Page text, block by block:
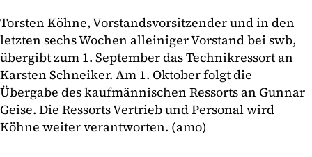
Torsten Köhne, Vorstandsvorsitzender und in den
letzten sechs Wochen alleiniger Vorstand bei swb,
übergibt zum 1. September das Technikressort an
Karsten Schneiker. Am 1. Oktober folgt die
Übergabe des kaufmännischen Ressorts an Gunnar
Geise. Die Ressorts Vertrieb und Personal wird
Köhne weiter verantworten. (amo)